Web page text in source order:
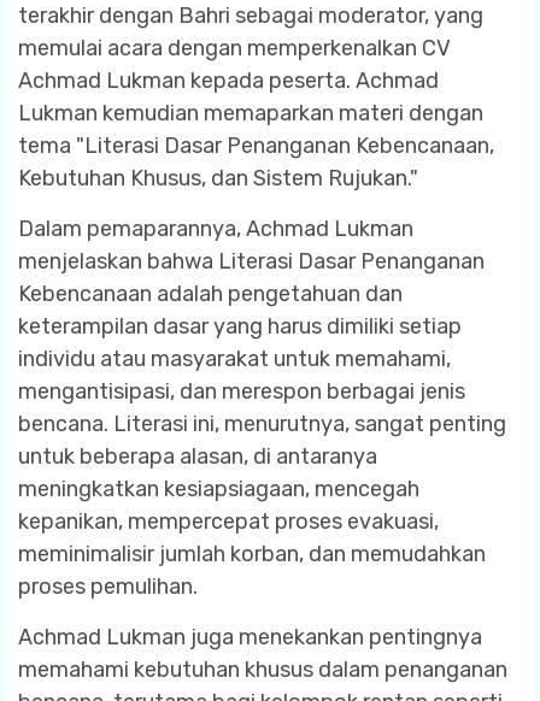
terakhir dengan Bahri sebagai moderator, yang
memulai acara dengan memperkenalkan CV
Achmad Lukman kepada peserta. Achmad
Lukman kemudian memaparkan materi dengan
tema "Literasi Dasar Penanganan Kebencanaan,
Kebutuhan Khusus, dan Sistem Rujukan."
Dalam pemaparannya, Achmad Lukman
menjelaskan bahwa Literasi Dasar Penanganan
Kebencanaan adalah pengetahuan dan
keterampilan dasar yang harus dimiliki setiap
individu atau masyarakat untuk memahami,
mengantisipasi, dan merespon berbagai jenis
bencana. Literasi ini, menurutnya, sangat penting
untuk beberapa alasan, di antaranya
meningkatkan kesiapsiagaan, mencegah
kepanikan, mempercepat proses evakuasi,
meminimalisir jumlah korban, dan memudahkan
proses pemulihan.
Achmad Lukman juga menekankan pentingnya
memahami kebutuhan khusus dalam penanganan